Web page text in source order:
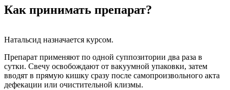
Как принимать препарат?
Натальсид назначается курсом.
Препарат применяют по одной суппозитории два раза в
сутки. Свечу освобождают от вакуумной упаковки, затем
вводят в прямую кишку сразу после самопроизвольного акта
дефекации или очистительной клизмы.